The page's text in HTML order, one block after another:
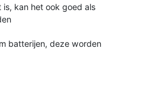
kan het ook goed als
batterijen, deze worden